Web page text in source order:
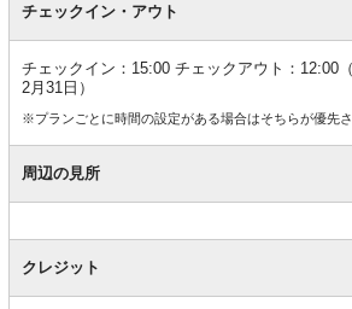
チェックイン・アウト
チェックイン：15:00 チェックアウト：12:00
2月31日）
※プランごとに時間の設定がある場合はそちらが優先さ
周辺の見所
クレジット